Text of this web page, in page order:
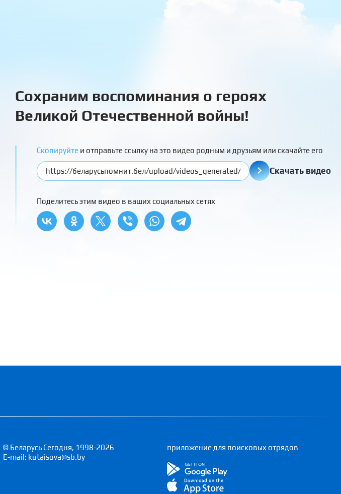
Сохраним воспоминания о героях
Великой Отечественной войны!
Скопируйте и отправьте ссылку на это видео родным и друзьям или скачайте его
Скачать видео
Поделитесь этим видео в ваших социальных сетях
© Беларусь Сегодня, 1998-2026
E-mail: kutaisova@sb.by
приложение для поисковых отрядов